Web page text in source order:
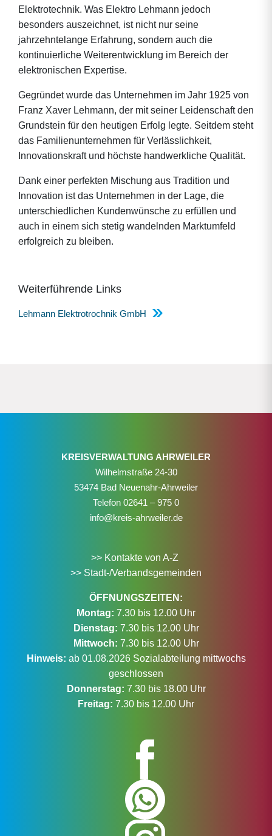
Elektrotechnik. Was Elektro Lehmann jedoch
besonders auszeichnet, ist nicht nur seine
jahrzehntelange Erfahrung, sondern auch die
kontinuierliche Weiterentwicklung im Bereich der
elektronischen Expertise.
Gegründet wurde das Unternehmen im Jahr 1925 von
Franz Xaver Lehmann, der mit seiner Leidenschaft den
Grundstein für den heutigen Erfolg legte. Seitdem steht
das Familienunternehmen für Verlässlichkeit,
Innovationskraft und höchste handwerkliche Qualität.
Dank einer perfekten Mischung aus Tradition und
Innovation ist das Unternehmen in der Lage, die
unterschiedlichen Kundenwünsche zu erfüllen und
auch in einem sich stetig wandelnden Marktumfeld
erfolgreich zu bleiben.
Weiterführende Links
Lehmann Elektrotrochnik GmbH
KREISVERWALTUNG AHRWEILER
Wilhelmstraße 24-30
53474 Bad Neuenahr-Ahrweiler
Telefon 02641 – 975 0
info@kreis-ahrweiler.de
>> Kontakte von A-Z
>> Stadt-/Verbandsgemeinden
ÖFFNUNGSZEITEN:
Montag: 7.30 bis 12.00 Uhr
Dienstag: 7.30 bis 12.00 Uhr
Mittwoch: 7.30 bis 12.00 Uhr
Hinweis: ab 01.08.2026 Sozialabteilung mittwochs
geschlossen
Donnerstag: 7.30 bis 18.00 Uhr
Freitag: 7.30 bis 12.00 Uhr